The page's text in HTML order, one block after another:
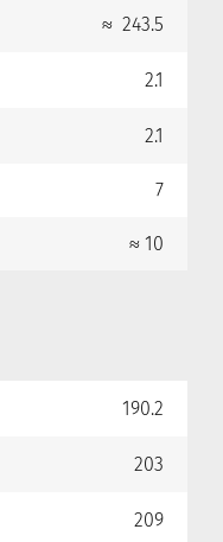
≈ 243.5
2.1
2.1
7
≈ 10
190.2
203
209